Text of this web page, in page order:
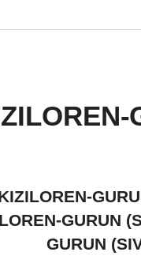
GURUN
GURUN